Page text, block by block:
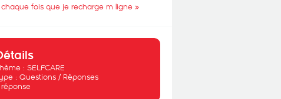
fois que je recharge m ligne »
: SELFCARE
: Questions / Réponses
réponse